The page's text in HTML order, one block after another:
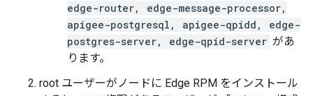
edge-router, edge-message-processor,
apigee-postgresql, apigee-qpidd, edge-
postgres-server, edge-qpid-server があ
ります。
root ユーザーがノードに Edge RPM をインストール